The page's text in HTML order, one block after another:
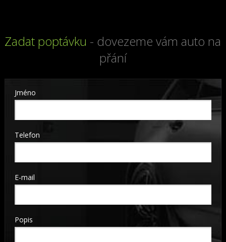
Zadat poptávku - dovezeme vám auto na
přání
Jméno
Telefon
E-mail
Popis